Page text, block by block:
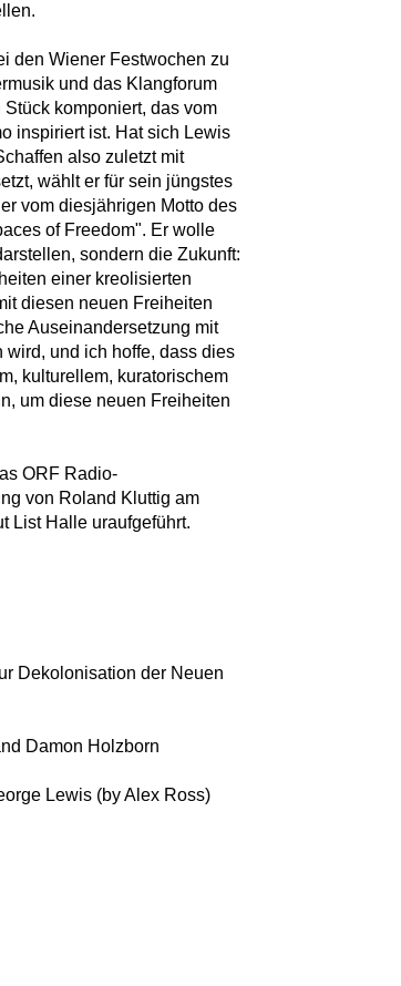
den Wiener Festwochen zu
und das Klangforum
komponiert, das vom
inspiriert ist. Hat sich Lewis
also zuletzt mit
wählt er für sein jüngstes
vom diesjährigen Motto des
of Freedom". Er wolle
sondern die Zukunft:
einer kreolisierten
diesen neuen Freiheiten
Auseinandersetzung mit
und ich hoffe, dass dies
kulturellem, kuratorischem
um diese neuen Freiheiten
ORF Radio-
von Roland Kluttig am
List Halle uraufgeführt.
Dekolonisation der Neuen
Damon Holzborn
Lewis (by Alex Ross)